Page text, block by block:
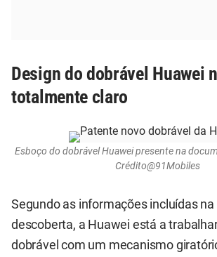
Design do dobrável Huawei
totalmente claro
Esboço do dobrável Huawei presente na
Crédito@91Mobiles
Segundo as informações incluídas
descoberta, a Huawei está a
dobrável com um mecanismo